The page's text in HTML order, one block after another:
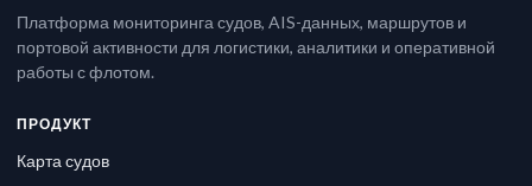
Платформа мониторинга судов, AIS-данных, маршрутов и
портовой активности для логистики, аналитики и оперативной
работы с флотом.
ПРОДУКТ
Карта судов